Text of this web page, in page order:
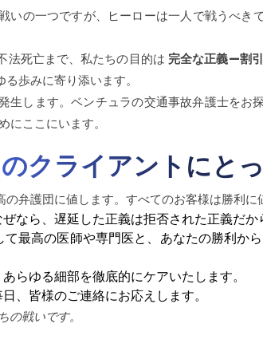
いの一つですが、ヒーローは一人で戦うべ
法死亡まで、私たちの目的は 完全な正義—割引
歩みに寄り添います。
生します。ベンチュラの交通事故弁護士をお
ここにいます。
クライアントにと
弁護団に値します。すべてのお客様は勝利に
なら、遅延した正義は拒否された正義だか
最高の医師や専門医と、あなたの勝利か
らゆる細部を徹底的にケアいたします。
、皆様のご連絡にお応えします。
の戦いです。